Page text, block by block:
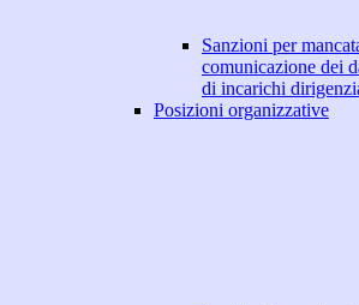
Sanzioni per
comunicazione dei
di incarichi
Posizioni organizzative